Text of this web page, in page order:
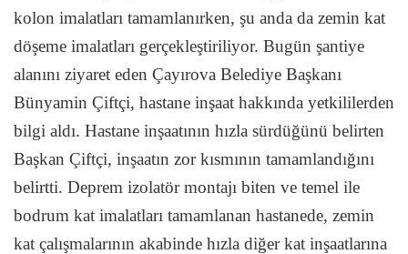
kolon imalatları tamamlanırken, şu anda da zemin kat
döşeme imalatları gerçekleştiriliyor. Bugün şantiye
alanını ziyaret eden Çayırova Belediye Başkanı
Bünyamin Çiftçi, hastane inşaat hakkında yetkililerden
bilgi aldı. Hastane inşaatının hızla sürdüğünü belirten
Başkan Çiftçi, inşaatın zor kısmının tamamlandığını
belirtti. Deprem izolatör montajı biten ve temel ile
bodrum kat imalatları tamamlanan hastanede, zemin
kat çalışmalarının akabinde hızla diğer kat inşaatlarına